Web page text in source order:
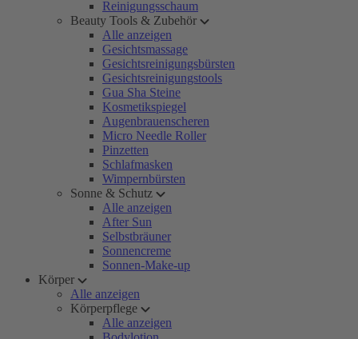
Reinigungsschaum
Beauty Tools & Zubehör
Alle anzeigen
Gesichtsmassage
Gesichtsreinigungsbürsten
Gesichtsreinigungstools
Gua Sha Steine
Kosmetikspiegel
Augenbrauenscheren
Micro Needle Roller
Pinzetten
Schlafmasken
Wimpernbürsten
Sonne & Schutz
Alle anzeigen
After Sun
Selbstbräuner
Sonnencreme
Sonnen-Make-up
Körper
Alle anzeigen
Körperpflege
Alle anzeigen